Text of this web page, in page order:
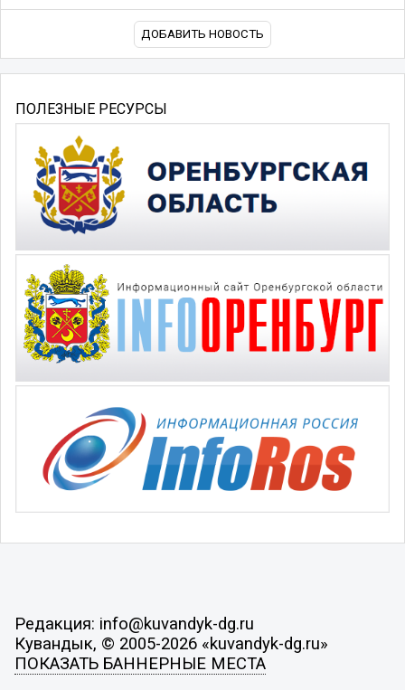
ДОБАВИТЬ НОВОСТЬ
ПОЛЕЗНЫЕ РЕСУРСЫ
Редакция: info@kuvandyk-dg.ru
Кувандык, © 2005-2026 «kuvandyk-dg.ru»
ПОКАЗАТЬ БАННЕРНЫЕ МЕСТА